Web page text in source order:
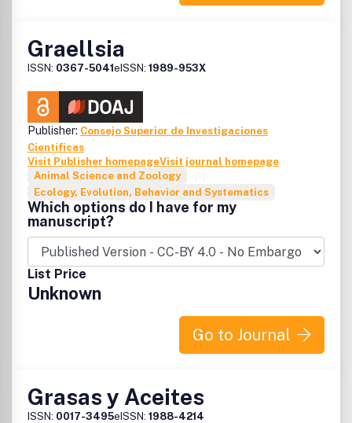
Graellsia
ISSN: 0367-5041eISSN: 1989-953X
Publisher: Consejo Superior de Investigaciones
Científicas
Visit Publisher homepageVisit journal homepage
Animal Science and Zoology
Ecology, Evolution, Behavior and Systematics
Which options do I have for my
manuscript?
List Price
Unknown
Go to Journal
Grasas y Aceites
ISSN: 0017-3495eISSN: 1988-4214